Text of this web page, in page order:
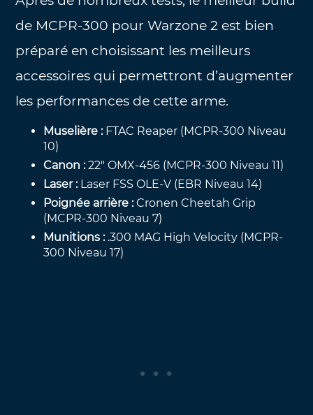
de MCPR-300 pour Warzone 2 est bien
préparé en choisissant les meilleurs
accessoires qui permettront d’augmenter
les performances de cette arme.
Muselière :FTAC Reaper (MCPR-300 Niveau
10)
Canon :22″ OMX-456 (MCPR-300 Niveau 11)
Laser : Laser FSS OLE-V (EBR Niveau 14)
Poignée arrière :Cronen Cheetah Grip
(MCPR-300 Niveau 7)
Munitions :.300 MAG High Velocity (MCPR-
300 Niveau 17)